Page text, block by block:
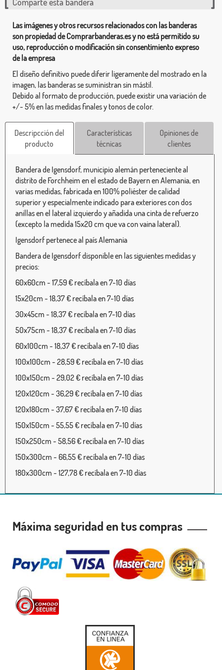
Las imágenes y otros recursos relacionados con las banderas
son propiedad de Comprarbanderas.es y no está permitido su
uso, reproducción o modificación sin consentimiento expreso
de la empresa
El diseño definitivo puede diferir ligeramente del mostrado en la
imagen, las banderas se suministran sin mástil.
Debido al formato de producción, puede existir una variación de
+/- 5% en las medidas finales y tonos de color.
Descripcción del
producto
Características
técnicas
Opiniones de
clientes
Bandera de Igensdorf, municipio alemán perteneciente al
distrito de Forchheim en el estado de Bayern en Alemania, en
varias medidas, fabricada en 100% poliéster de calidad
superior y especialmente indicado para exteriores con dos
anillas en el lateral izquierdo y añadida una cinta de refuerzo
(excepto la medida 15x20 cm que va con vaina lateral).
Igensdorf pertenece al país Alemania
Bandera de Igensdorf disponible en las siguientes medidas y
precios:
60x60cm - 17,59 € recíbala en 7-10 días
15x20cm - 18,37 € recíbala en 7-10 días
30x45cm - 18,37 € recíbala en 7-10 días
50x75cm - 18,37 € recíbala en 7-10 días
60x100cm - 18,37 € recíbala en 7-10 días
100x100cm - 28,59 € recíbala en 7-10 días
100x150cm - 29,02 € recíbala en 7-10 días
120x120cm - 36,29 € recíbala en 7-10 días
120x180cm - 37,67 € recíbala en 7-10 días
150x150cm - 55,55 € recíbala en 7-10 días
150x250cm - 58,56 € recíbala en 7-10 días
150x300cm - 66,55 € recíbala en 7-10 días
180x300cm - 127,78 € recíbala en 7-10 días
Máxima seguridad en tus compras